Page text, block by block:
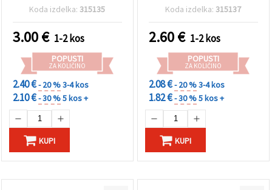
Koda izdelka:315135
3.00€ 1-2 kos
POPUSTI
ZA KOLIČINO
2.40 €- 20 %3-4 kos
2.10 €- 30 %5 kos +
KUPI
Koda izdelka:315137
2.60€ 1-2 kos
POPUSTI
ZA KOLIČINO
2.08 €- 20 %3-4 kos
1.82 €- 30 %5 kos +
KUPI